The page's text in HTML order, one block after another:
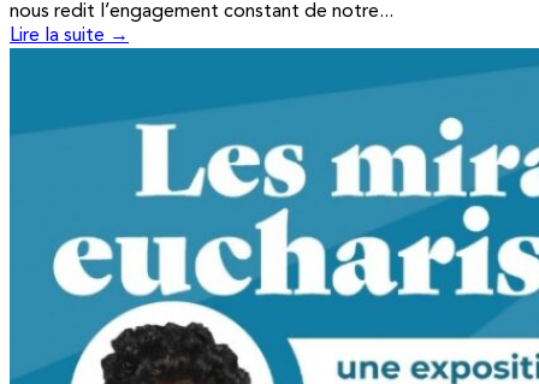
nous redit l’engagement constant de notre...
Lire la suite →